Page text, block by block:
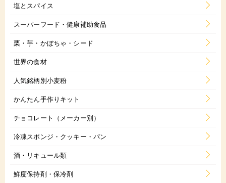
塩とスパイス
スーパーフード・健康補助食品
栗・芋・かぼちゃ・シード
世界の食材
人気銘柄別小麦粉
かんたん手作りキット
チョコレート（メーカー別）
冷凍スポンジ・クッキー・パン
酒・リキュール類
鮮度保持剤・保冷剤